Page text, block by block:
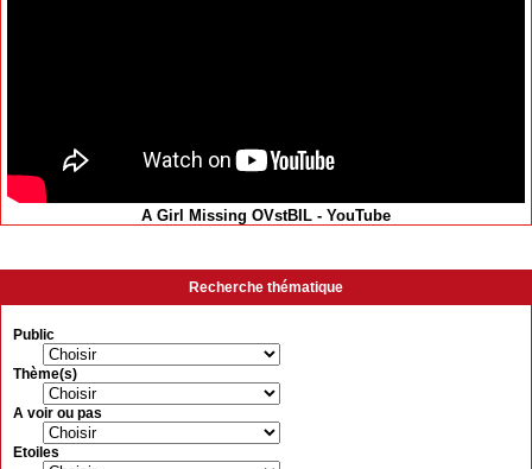
A Girl Missing OVstBIL - YouTube
Recherche thématique
Public
Thème(s)
A voir ou pas
Etoiles